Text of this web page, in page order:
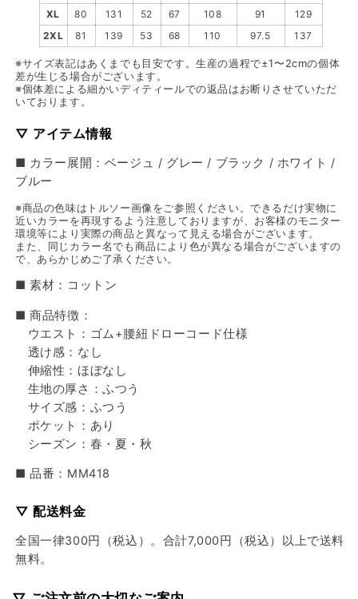
XL 80 131 52 67 108 91
129
2XL
81 139 53 68 110 97.5 137
※サイズ表記はあくまでも目安です。生産の過程で±1〜2cmの個体
差が生じる場合がございます。
※個体差による細かいディティールでの返品はお断りさせていただ
いております。
▽ アイテム情報
■ カラー展開：ベージュ / グレー / ブラック / ホワイト /
ブルー
※商品の色味はトルソー画像をご参照ください。できるだけ実物に
近いカラーを再現するよう注意しておりますが、お客様のモニター
環境等により実際の商品と異なって見える場合がございます。
また、同じカラー名でも商品により色が異なる場合がございますの
で、あらかじめご了承ください。
■ 素材：コットン
■ 商品特徴：
ウエスト：ゴム+腰紐ドローコード仕様
透け感：なし
伸縮性：ほぼなし
生地の厚さ：ふつう
サイズ感：ふつう
ポケット：あり
シーズン：春・夏・秋
■ 品番：MM418
▽ 配送料金
全国一律300円（税込）。合計7,000円（税込）以上で送料
無料。